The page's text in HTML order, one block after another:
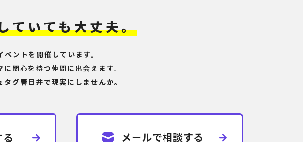
ていても大丈夫。
ベントを開催しています。
に関心を持つ仲間に出会えます。
タグ春日井で現実にしませんか。
メールで相談する